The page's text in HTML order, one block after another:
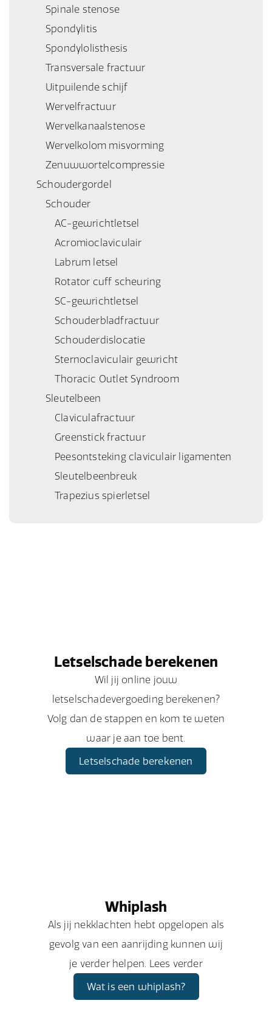
Spinale stenose
Spondylitis
Spondylolisthesis
Transversale fractuur
Uitpuilende schijf
Wervelfractuur
Wervelkanaalstenose
Wervelkolom misvorming
Zenuwwortelcompressie
Schoudergordel
Schouder
AC-gewrichtletsel
Acromioclaviculair
Labrum letsel
Rotator cuff scheuring
SC-gewrichtletsel
Schouderbladfractuur
Schouderdislocatie
Sternoclaviculair gewricht
Thoracic Outlet Syndroom
Sleutelbeen
Claviculafractuur
Greenstick fractuur
Peesontsteking claviculair ligamenten
Sleutelbeenbreuk
Trapezius spierletsel
Letselschade berekenen
Wil jij online jouw
letselschadevergoeding berekenen?
Volg dan de stappen en kom te weten
waar je aan toe bent.
Letselschade berekenen
Whiplash
Als jij nekklachten hebt opgelopen als
gevolg van een aanrijding kunnen wij
je verder helpen. Lees verder
Wat is een whiplash?